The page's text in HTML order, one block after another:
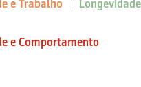
e Trabalho
e Comportamento